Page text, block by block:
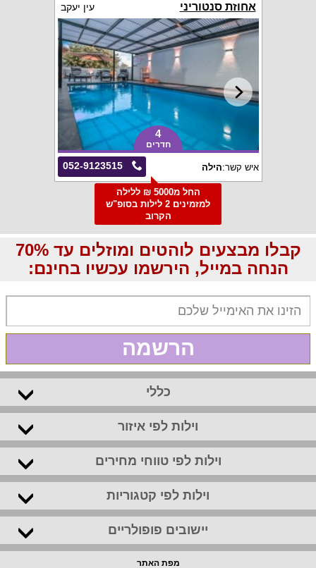
אחוזת סנטוריני עין יעקב
4
חדרים
052-9123515 איש קשר:הילה
החל מ5000 ₪ ללילה
למזמינים 2 לילות בסופ"ש
הקרוב
קבלו מבצעים לוהטים ומוזלים עד 70%
הנחה במייל, הירשמו עכשיו בחינם:
הרשמה
כללי
וילות לפי איזור
וילות לפי טווחי מחירים
וילות לפי קטגוריות
יישובים פופולריים
מפת האתר